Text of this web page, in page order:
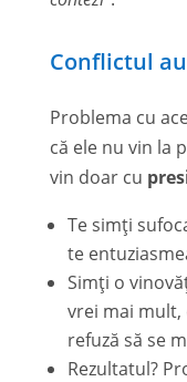
Conflictul
Problema cu
că ele nu vin la
vin doar cu
Te simți
te
Simți o
vrei mai
refuză să se
Rezultatul?